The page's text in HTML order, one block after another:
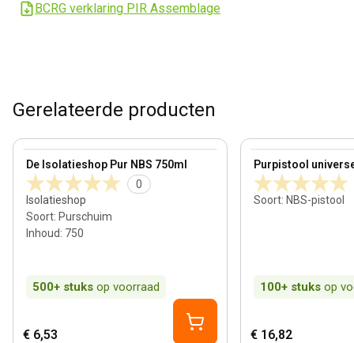
BCRG verklaring PIR Assemblage
Gerelateerde producten
De Isolatieshop Pur NBS 750ml
0
Isolatieshop
Soort: Purschuim
Inhoud: 750
500+ stuks op voorraad
View product
€ 6,53
Purpistool
Soort: NBS-pistool
100+ stuks op
View product
€ 16,82